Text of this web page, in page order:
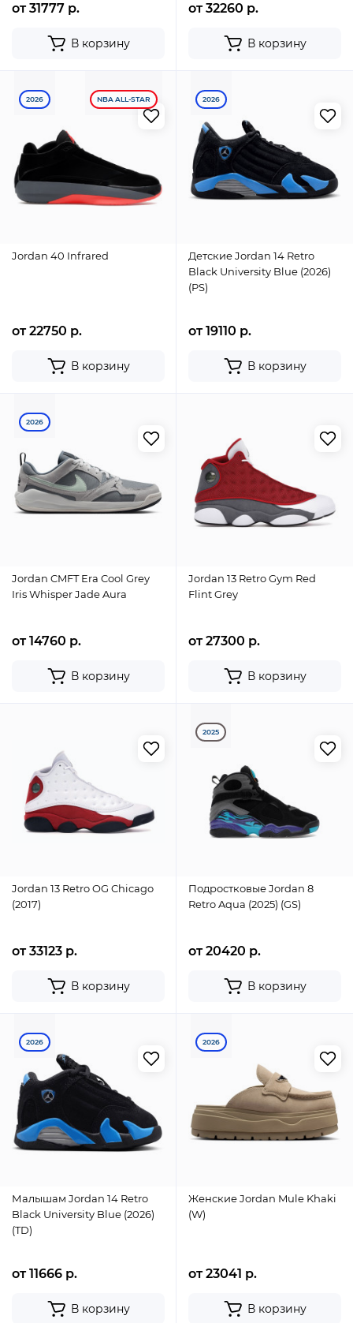
от 31777 р.
В корзину
от 32260 р.
В корзину
NBA ALL-STAR
2026
Jordan 40 Infrared
от 22750 р.
В корзину
2026
Детские Jordan 14 Retro
Black University Blue (2026)
(PS)
от 19110 р.
В корзину
2026
Jordan CMFT Era Cool Grey
Iris Whisper Jade Aura
от 14760 р.
В корзину
Jordan 13 Retro Gym Red
Flint Grey
от 27300 р.
В корзину
Jordan 13 Retro OG Chicago
(2017)
от 33123 р.
В корзину
2025
Подростковые Jordan 8
Retro Aqua (2025) (GS)
от 20420 р.
В корзину
2026
Малышам Jordan 14 Retro
Black University Blue (2026)
(TD)
от 11666 р.
В корзину
2026
Женские Jordan Mule Khaki
(W)
от 23041 р.
В корзину